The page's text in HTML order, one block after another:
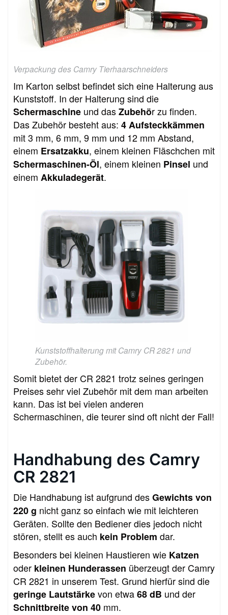
Verpackung des Camry Tierhaarschneiders
Im Karton selbst befindet sich eine Halterung aus
Kunststoff. In der Halterung sind die
Schermaschine und dasZubehör zu finden.
Das Zubehör besteht aus: 4 Aufsteckkämmen
mit 3 mm, 6 mm, 9 mm und 12 mm Abstand,
einem Ersatzakku, einem kleinen Fläschchen mit
Schermaschinen-Öl, einem kleinen Pinsel und
einem Akkuladegerät.
Kunststoffhalterung mit Camry CR 2821 und
Zubehör.
Somit bietet der CR 2821 trotz seines geringen
Preises sehr viel Zubehör mit dem man arbeiten
kann. Das ist bei vielen anderen
Schermaschinen, die teurer sind oft nicht der Fall!
Handhabung des Camry
CR 2821
Die Handhabung ist aufgrund desGewichts von
220 g nicht ganz so einfach wie mit leichteren
Geräten. Sollte den Bediener dies jedoch nicht
stören, stellt es auch kein Problem dar.
Besonders bei kleinen Haustieren wie Katzen
oder kleinen Hunderassen überzeugt der Camry
CR 2821 in unserem Test. Grund hierfür sind die
geringe Lautstärkevon etwa68 dB und der
Schnittbreite von 40 mm.